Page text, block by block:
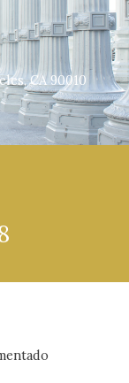
CA 90010